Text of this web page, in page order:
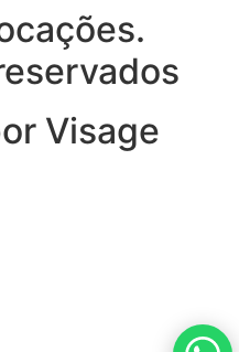
Visage